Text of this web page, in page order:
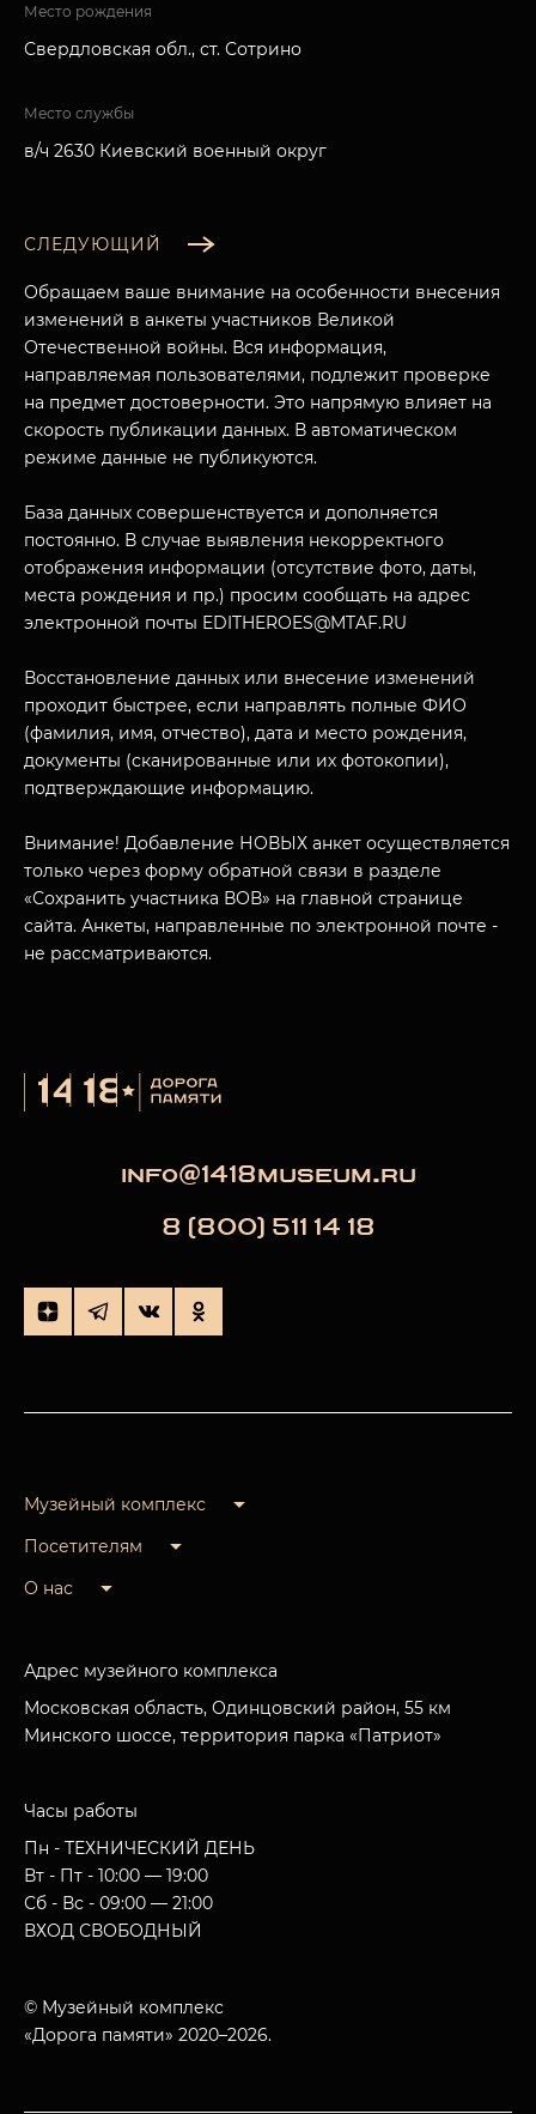
МУЗЕЙНЫЙ КОМПЛЕКС
ПОСЕТИТЕЛЯМ
О НАС
НАЗАД
Место рождения
Свердловская обл., ст. Сотрино
Место службы
в/ч 2630 Киевский военный округ
СЛЕДУЮЩИЙ
Обращаем ваше внимание на особенности внесения
изменений в анкеты участников Великой
Отечественной войны. Вся информация,
направляемая пользователями, подлежит проверке
на предмет достоверности. Это напрямую влияет на
скорость публикации данных. В автоматическом
режиме данные не публикуются.
База данных совершенствуется и дополняется
постоянно. В случае выявления некорректного
отображения информации (отсутствие фото, даты,
места рождения и пр.) просим сообщать на адрес
электронной почты EDITHEROES@MTAF.RU
Восстановление данных или внесение изменений
проходит быстрее, если направлять полные ФИО
(фамилия, имя, отчество), дата и место рождения,
документы (сканированные или их фотокопии),
подтверждающие информацию.
Внимание! Добавление НОВЫХ анкет осуществляется
только через форму обратной связи в разделе
«Сохранить участника ВОВ» на главной странице
сайта. Анкеты, направленные по электронной почте -
не рассматриваются.
info@1418museum.ru
8 (800) 511 14 18
Музейный комплекс
Посетителям
О нас
Адрес музейного комплекса
Московская область, Одинцовский район, 55 км
Минского шоссе, территория парка «Патриот»
Часы работы
Пн - ТЕХНИЧЕСКИЙ ДЕНЬ
Вт - Пт - 10:00 — 19:00
Сб - Вс - 09:00 — 21:00
ВХОД СВОБОДНЫЙ
© Музейный комплекс
«Дорога памяти» 2020–2026.